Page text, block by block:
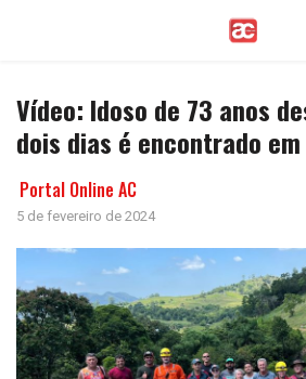
Vídeo: Idoso de 73 anos
dois dias é encontrado
Portal Online AC
5 de fevereiro de 2024